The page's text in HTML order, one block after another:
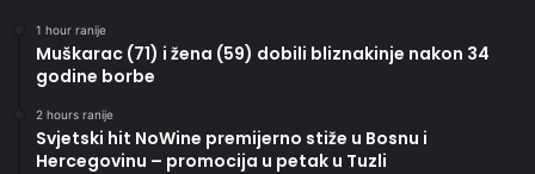
1 hour ranije
Muškarac (71) i žena (59) dobili bliznakinje nakon 34
godine borbe
2 hours ranije
Svjetski hit NoWine premijerno stiže u Bosnu i
Hercegovinu – promocija u petak u Tuzli